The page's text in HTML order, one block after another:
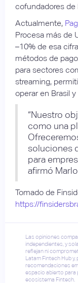
cofundadores de
Actualmente,
Procesa más de
–10% de esa
métodos de
para sectores
streaming,
operar en Brasil
“Nuestro
como una
soluciones
para
afirmó
Tomado de
https://
Las opiniones
independientes, y
reflejan ni
Latam Fintech Hub
recomendaciones
espacio abierto para
ecosistema Fintech.